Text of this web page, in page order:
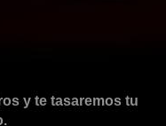
y te tasaremos tu